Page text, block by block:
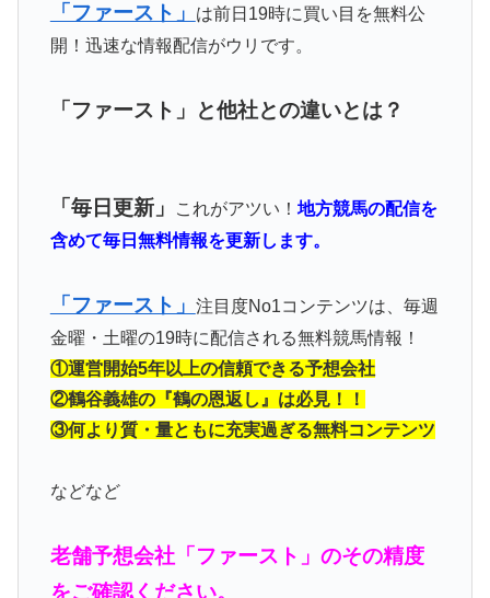
「ファースト」
は前日19時に買い目を無料公
開！迅速な情報配信がウリです。
「ファースト」と他社との違いとは？
「毎日更新」 これがアツい！ 地方競馬の配信を
含めて毎日無料情報を更新します。
「ファースト」 注目度No1コンテンツは、毎週
金曜・土曜の19時に配信される無料競馬情報！
①運営開始5年以上の信頼できる予想会社
②鶴谷義雄の『鶴の恩返し』は必見！！
③何より質・量ともに充実過ぎる無料コンテンツ
などなど
老舗予想会社「ファースト」のその精度
をご確認ください。